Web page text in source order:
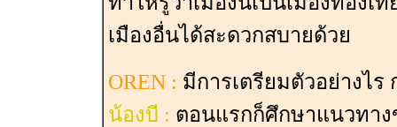
เมืองอื่นได้สะดวกสบายด้วย
OREN : มีการเตรียมตัวอย่างไ
น้องบี : ตอนแรกก็ศึกษาแนวทา